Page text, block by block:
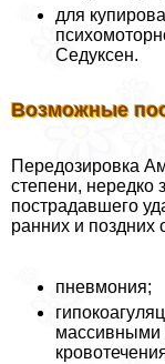
для
Седуксен.
Возможные
Передозировка
степени, нередко
пострадавшего
ранних и поздних
пневмония;
массивными